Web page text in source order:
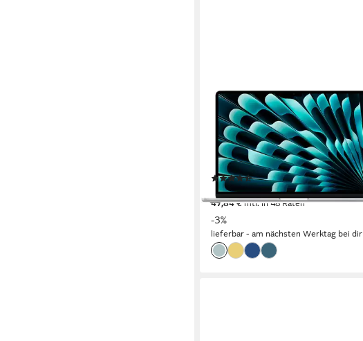
APPLE
15-inch MacBook Air Notebook
15,3 Zoll Bildschirmdiagonale
Apple M5 Prozessor
10-Core GPU Grafikkarte
(14)
ab 1.647,96 € UVP1.699,00 €
47,84 €mtl. in 48 Raten
-3%
lieferbar - am nächsten Werktag bei dir